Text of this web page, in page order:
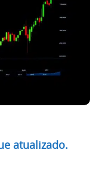
atualizado.